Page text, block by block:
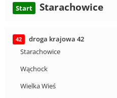
Start Starachowice
42
droga krajowa 42
Starachowice
Wąchock
Wielka Wieś